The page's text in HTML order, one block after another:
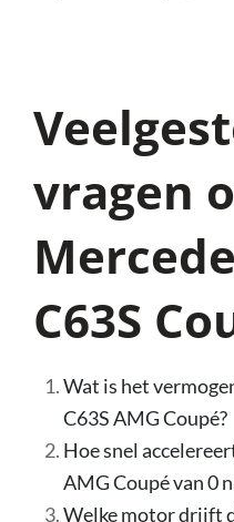
vragen
C63S
Wat is het
C63S AMG Coupé?
Hoe snel
AMG Coupé van 0
Welke motor drijft